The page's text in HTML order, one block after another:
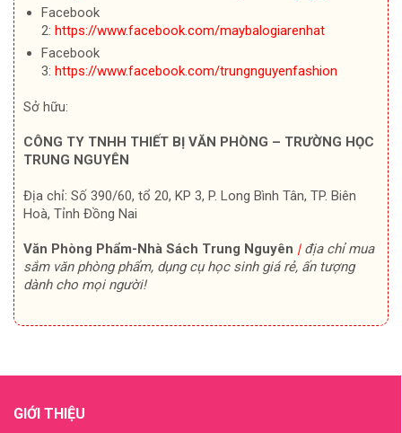
Facebook
2: https://www.facebook.com/maybalogiarenhat
Facebook
3: https://www.facebook.com/trungnguyenfashion
Sở hữu:
CÔNG TY TNHH THIẾT BỊ VĂN PHÒNG – TRƯỜNG HỌC
TRUNG NGUYÊN
Địa chỉ: Số 390/60, tổ 20, KP 3, P. Long Bình Tân, TP. Biên
Hoà, Tỉnh Đồng Nai
Văn Phòng Phẩm-Nhà Sách Trung Nguyên | địa chỉ mua
sắm văn phòng phẩm, dụng cụ học sinh giá rẻ, ấn tượng
dành cho mọi người!
GIỚI THIỆU